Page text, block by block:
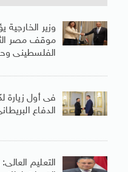
وزير
موقف مصر
الفلسطينى
فى أول زيارة
الدفاع
التعليم